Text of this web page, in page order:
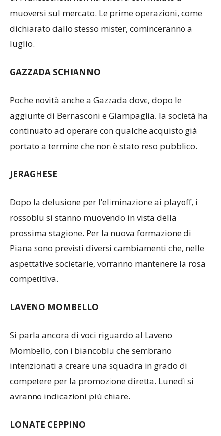
di Franceschetti non ha ancora cominciato a
muoversi sul mercato. Le prime operazioni, come
dichiarato dallo stesso mister, cominceranno a
Poche novità anche a Gazzada dove, dopo le
aggiunte di Bernasconi e Giampaglia, la società ha
continuato ad operare con qualche acquisto già
Dopo la delusione per l’eliminazione ai playoff, i
rossoblu si stanno muovendo in vista della
prossima stagione. Per la nuova formazione di
Piana sono previsti diversi cambiamenti che, nelle
aspettative societarie, vorranno mantenere la rosa
Si parla ancora di voci riguardo al Laveno
Mombello, con i biancoblu che sembrano
intenzionati a creare una squadra in grado di
competere per la promozione diretta. Lunedì si